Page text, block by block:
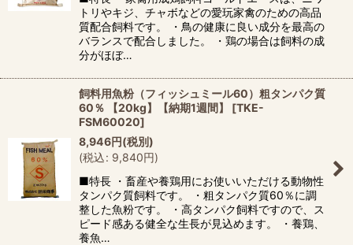
トリやキジ、チャボなどの愛玩家禽のための高品
質配合飼料です。 ・鳥の健康に良い成分を最高の
バランスで配合しました。 ・鶏の場合は飼料の成
分がほぼ…
飼料用魚粉（フィッシュミール60）粗タンパク質
60％ 【20kg】【納期1週間】
[TKE-
FSM60020]
8,946円(税別)
(税込: 9,840円)
■特長 ・畜産や養鶏用にお使いいただける動物性
タンパク質飼料です。 ・粗タンパク質60％に調
整した魚粉です。 ・高タンパク飼料ですので、ス
ピード感ある健全な生長が見込めます。 ・養鶏、
養魚…